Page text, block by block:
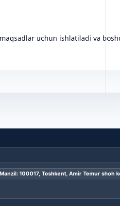
uchun ishlatiladi va
Manzil: 100017, Toshkent, Amir Temur shoh